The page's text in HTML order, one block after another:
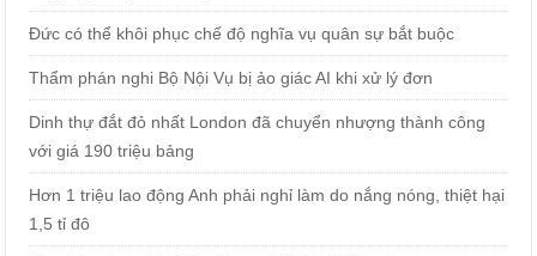
Đức có thể khôi phục chế độ nghĩa vụ quân sự bắt buộc
Thẩm phán nghi Bộ Nội Vụ bị ảo giác AI khi xử lý đơn
Dinh thự đắt đỏ nhất London đã chuyển nhượng thành công
với giá 190 triệu bảng
Hơn 1 triệu lao động Anh phải nghỉ làm do nắng nóng, thiệt hại
1,5 tỉ đô